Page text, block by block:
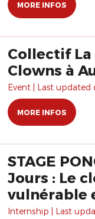
MORE INFOS
Collectif La
Clowns à
Event | Last updated
MORE INFOS
STAGE
Jours : Le
vulnérable
Internship | Last